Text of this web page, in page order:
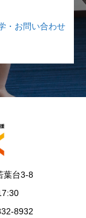
・お問い合わせ
葉台3-8
8932